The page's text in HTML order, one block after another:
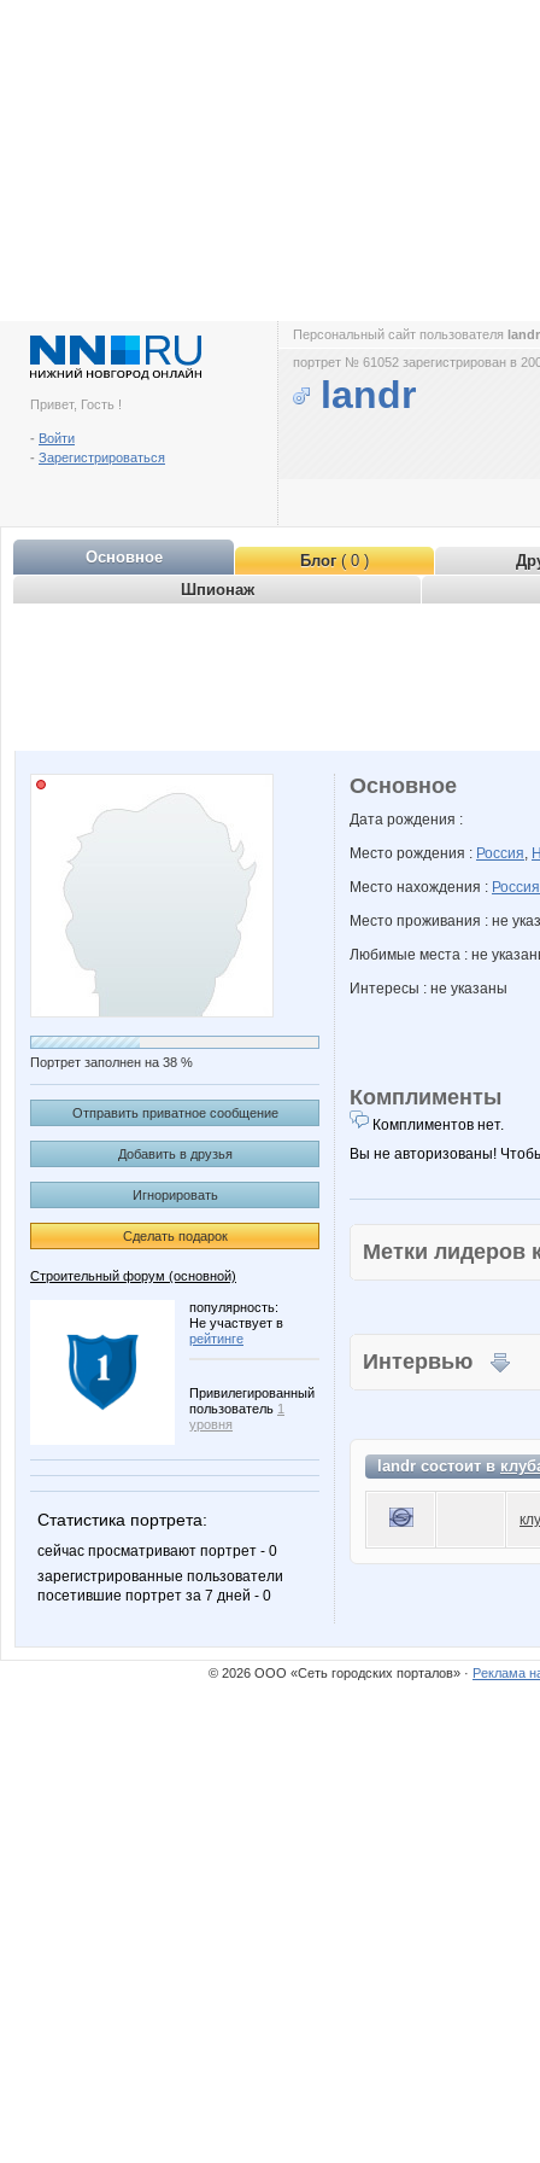
Привет, Гость !
- Войти
- Зарегистрироваться
Персональный сайт пользователя
портрет № 61052 зарегистрирован в
landr
Основное Блог( 0 )
Шпионаж
Портрет заполнен на 38 %
Отправить приватное сообщение
Добавить в друзья
Игнорировать
Сделать подарок
Строительный форум (основной)
популярность:
Не участвует в
рейтинге
Привилегированный
пользователь 1
уровня
Статистика портрета:
сейчас просматривают портрет - 0
зарегистрированные пользователи
посетившие портрет за 7 дней - 0
Основное
Дата рождения :
Место рождения : Россия,
Место нахождения : Россия
Место проживания : не
Любимые места : не
Интересы : не указаны
Комплименты
Комплиментов нет.
Вы не авторизованы!
Метки
Интервью
landr состоит в
© 2026 ООО «Сеть городских порталов» · Реклама